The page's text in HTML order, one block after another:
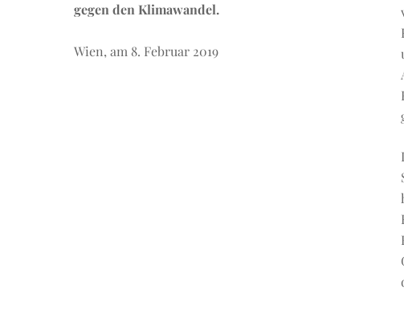
gegen den Klimawandel.
Wien, am 8. Februar 2019